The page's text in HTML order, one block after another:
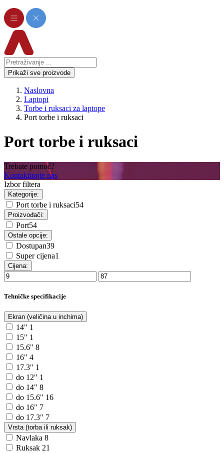
Prikaži sve proizvode
Naslovna
Laptopi
Torbe i ruksaci za laptope
Port torbe i ruksaci
Port torbe i ruksaci
Trebate pomoć?
Kontaktirajte nas
Izbor filtera
Kategorije:
Port torbe i ruksaci54
Proizvođači:
Port54
Ostale opcije:
Dostupan39
Super cijena1
Cijena:
Tehničke specifikacije
Ekran (veličina u inchima)
14" 1
15" 1
15.6" 8
16" 4
17.3" 1
do 12" 1
do 14" 8
do 15.6" 16
do 16" 7
do 17.3" 7
Vrsta (torba ili ruksak)
Navlaka 8
Ruksak 21